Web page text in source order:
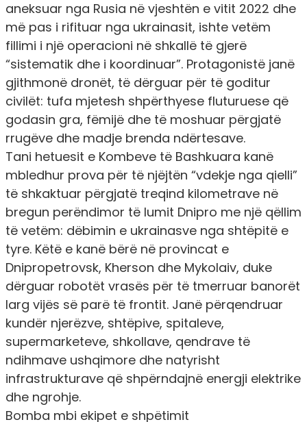
aneksuar nga Rusia në vjeshtën e vitit 2022 dhe
më pas i rifituar nga ukrainasit, ishte vetëm
fillimi i një operacioni në shkallë të gjerë
“sistematik dhe i koordinuar”. Protagonistë janë
gjithmonë dronët, të dërguar për të goditur
civilët: tufa mjetesh shpërthyese fluturuese që
godasin gra, fëmijë dhe të moshuar përgjatë
rrugëve dhe madje brenda ndërtesave.
Tani hetuesit e Kombeve të Bashkuara kanë
mbledhur prova për të njëjtën “vdekje nga qielli”
të shkaktuar përgjatë treqind kilometrave në
bregun perëndimor të lumit Dnipro me një qëllim
të vetëm: dëbimin e ukrainasve nga shtëpitë e
tyre. Këtë e kanë bërë në provincat e
Dnipropetrovsk, Kherson dhe Mykolaiv, duke
dërguar robotët vrasës për të tmerruar banorët
larg vijës së parë të frontit. Janë përqendruar
kundër njerëzve, shtëpive, spitaleve,
supermarketeve, shkollave, qendrave të
ndihmave ushqimore dhe natyrisht
infrastrukturave që shpërndajnë energji elektrike
dhe ngrohje.
Bomba mbi ekipet e shpëtimit